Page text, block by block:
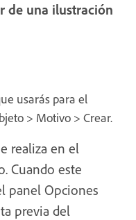
de una ilustración
usarás para el
> Motivo > Crear.
realiza en el
Cuando este
panel Opciones
previa del